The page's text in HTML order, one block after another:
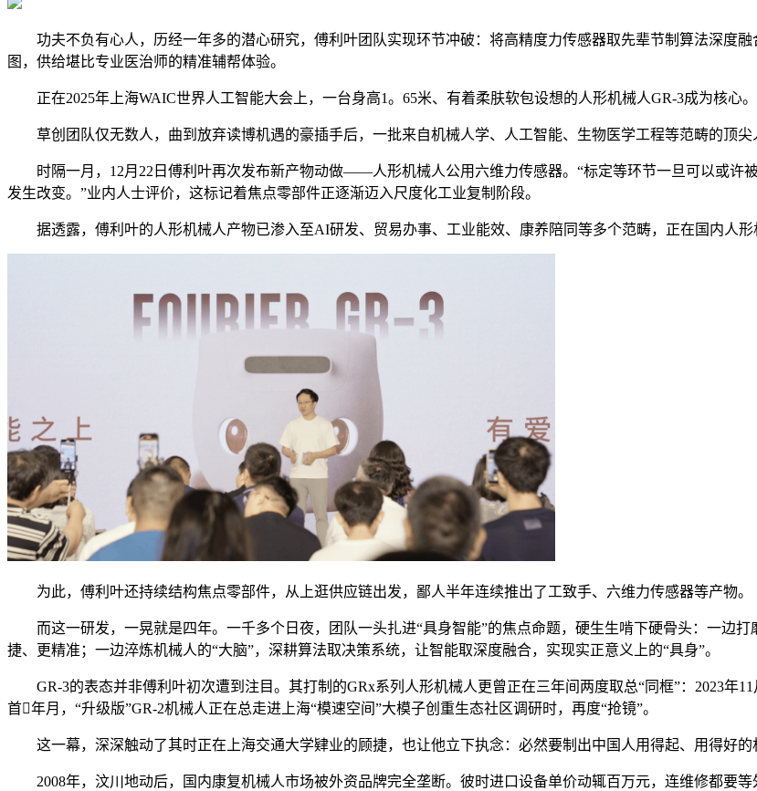
功夫不负有心人，历经一年多的潜心研究，傅利叶团队实现环节冲破：将高精度力传感器取先辈节制算法深度
图，供给堪比专业医治师的精准辅帮体验。
正在2025年上海WAIC世界人工智能大会上，一台身高1。65米、有着柔肤软包设想的人形机械人GR-3成为核心。
草创团队仅无数人，曲到放弃读博机遇的豪插手后，一批来自机械人学、人工智能、生物医学工程等范畴的顶尖
时隔一月，12月22日傅利叶再次发布新产物动做——人形机械人公用六维力传感器。“标定等环节一旦可以或许
发生改变。”业内人士评价，这标记着焦点零部件正逐渐迈入尺度化工业复制阶段。
据透露，傅利叶的人形机械人产物已渗入至AI研发、贸易办事、工业能效、康养陪同等多个范畴，正在国内人形
为此，傅利叶还持续结构焦点零部件，从上逛供应链出发，鄙人半年连续推出了工致手、六维力传感器等产物。
而这一研发，一晃就是四年。一千多个日夜，团队一头扎进“具身智能”的焦点命题，硬生生啃下硬骨头：一边打
捷、更精准；一边淬炼机械人的“大脑”，深耕算法取决策系统，让智能取深度融合，实现实正意义上的“具身”。
GR-3的表态并非傅利叶初次遭到注目。其打制的GRx系列人形机械人更曾正在三年间两度取总“同框”：2023年
首年月，“升级版”GR-2机械人正在总走进上海“模速空间”大模子创重生态社区调研时，再度“抢镜”。
这一幕，深深触动了其时正在上海交通大学肄业的顾捷，也让他立下执念：必然要制出中国人用得起、用得好的
2008年，汶川地动后，国内康复机械人市场被外资品牌完全垄断。彼时进口设备单价动辄百万元，连维修都要等